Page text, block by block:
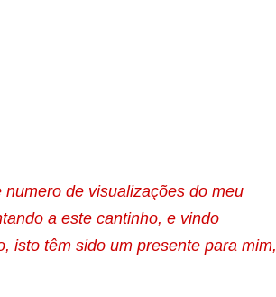
de visualizações do meu
a este cantinho, e vindo
isto têm sido um presente para mim,